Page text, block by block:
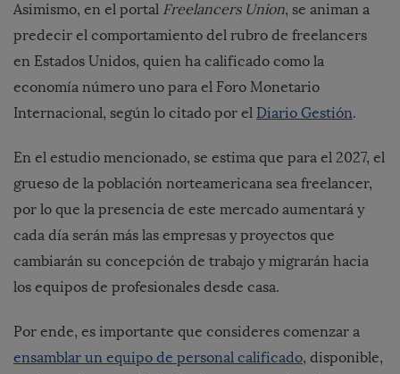
Asimismo, en el portal Freelancers Union, se animan a
predecir el comportamiento del rubro de freelancers
en Estados Unidos, quien ha calificado como la
economía número uno para el Foro Monetario
Internacional, según lo citado por el Diario Gestión.
En el estudio mencionado, se estima que para el 2027, el
grueso de la población norteamericana sea freelancer,
por lo que la presencia de este mercado aumentará y
cada día serán más las empresas y proyectos que
cambiarán su concepción de trabajo y migrarán hacia
los equipos de profesionales desde casa.
Por ende, es importante que consideres comenzar a
ensamblar un equipo de personal calificado, disponible,